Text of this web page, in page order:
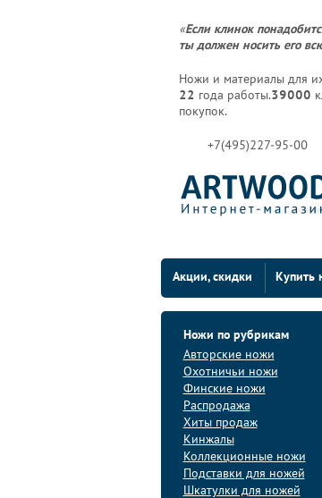
«Если клинок
ты должен носить его
Ножи и материалы для
22 года работы.39000
покупок.
+7(495)227-95-00
Акции, скидки Купить
Ножи по рубрикам
Авторские ножи
Охотничьи ножи
Финские ножи
Распродажа
Хиты продаж
Кинжалы
Коллекционные ножи
Подставки для ножей
Шкатулки для ножей